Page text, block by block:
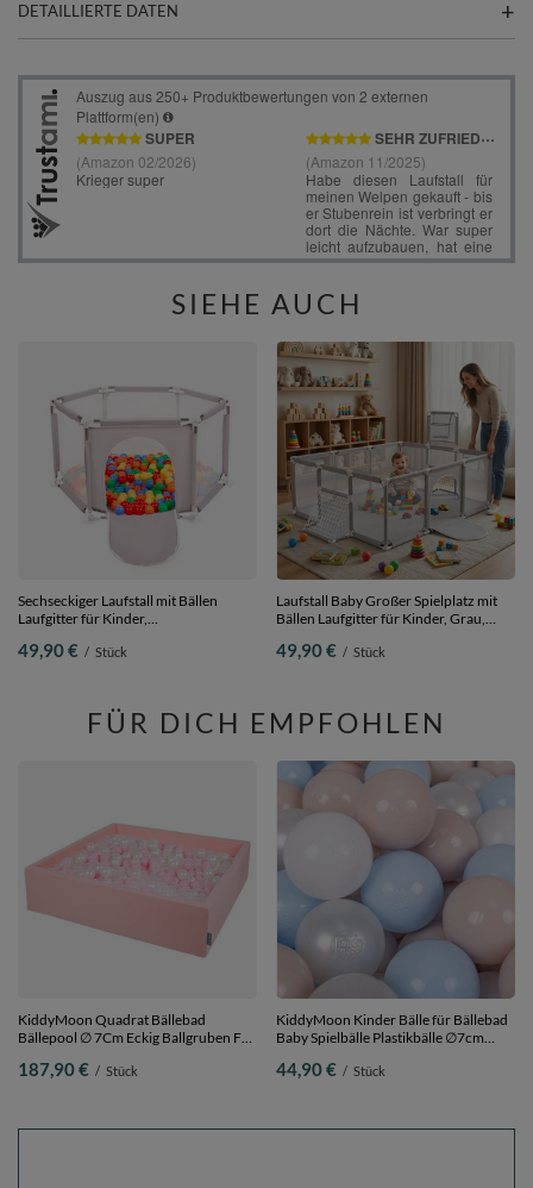
DETAILLIERTE DATEN
SIEHE AUCH
Sechseckiger Laufstall mit Bällen
Laufgitter für Kinder,
Bälle
49,90 € / Stück
Laufstall Baby Großer Spielplatz mit
Bällen Laufgitter für Kinder, Grau,
49,90 € / Stück
FÜR DICH EMPFOHLEN
KiddyMoon Quadrat Bällebad
Bällepool ∅ 7Cm Eckig Ballgruben Für
Hergestellt in der EU, rosa:puderrosa-
187,90 € / Stück
KiddyMoon Kinder Bälle für Bällebad
Baby Spielbälle Plastikbälle ∅7cm
pastellbeige/pastellblau/weiß/perle,
44,90 € / Stück